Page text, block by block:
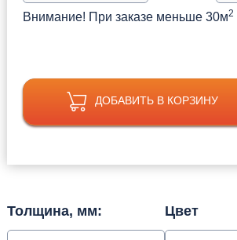
Внимание! При заказе меньше 30м2
ДОБАВИТЬ В КОРЗИНУ
Толщина, мм: Цвет